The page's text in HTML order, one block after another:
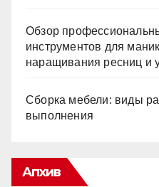
Обзор
инструментов для
наращивания ресниц и
Сборка мебели: виды
выполнения
Апхив